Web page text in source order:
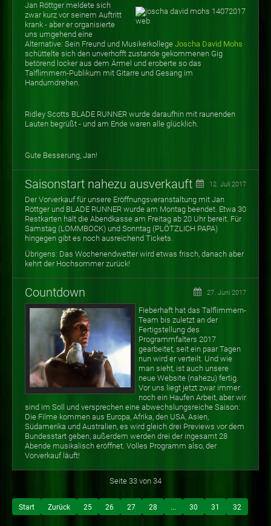
Jan Röttger meldete sich
zwar kurz vor seinem Auftritt
krank - aber er organisierte
uns umgehend eine
Alternative: Sein Freund und Musikerkollege Joscha David Mohs
schüttelte sich den unverhofft zustande gekommenen Gig
betörend locker aus dem Ärmel und eroberte so das
Talflimmern-Publikum mit Gitarre und Gesang im
Handumdrehen.
Ridley Scotts BLADE RUNNER wurde daraufhin mit raunenden
Lauten begrüßt - und am Ende waren alle glücklich.
Gute Besserung, Jan!
Saisonstart nahezu ausverkauft 12. Juli 2017
Der Vorverkauf für unsere Eröffnungsveranstaltung mit Jan
Röttger und BLADE RUNNER wurde am Montag beendet. Etwa 30
Restkarten hält die Abendkasse am Freitag ab 20 Uhr bereit. Für
Samstag (LOMMBOCK) und Sonntag (PLÖTZLICH PAPA)
hingegen gibt es noch ausreichend Tickets.
Übrigens: Das Wochenendwetter wird etwas frisch, danach aber
kehrt der Hochsommer zurück!
Countdown 27. Juni 2017
Fieberhaft hat das Talflimmern-
Team bis zuletzt an der
Fertigstellung des
Programmfalters 2017
gearbeitet, seit ein paar Tagen
nun wird er verteilt. Und wie
man sieht, ist auch unsere
neue Website (nahezu) fertig.
Vor uns liegt jetzt zwar immer
noch ein Haufen Arbeit, aber wir
sind im Soll und versprechen eine abwechslungsreiche Saison:
Die Filme kommen aus Europa, Afrika, den USA, Asien,
Südamerika und Australien, es wird gleich drei Previews vor dem
Bundesstart geben, außerdem werden drei der ingesamt 28
Abende musikalisch eröffnet. Volles Programm also, der
Vorverkauf läuft!
Seite 33 von 34
Start Zurück 25 26 27 28 ... 30 31 32